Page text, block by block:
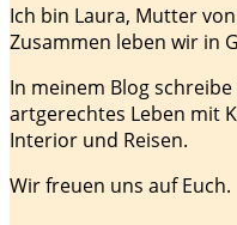
Ich bin Laura, Mutter
Zusammen leben wir in
In meinem Blog
artgerechtes Leben mit
Interior und Reisen.
Wir freuen uns auf Euch.